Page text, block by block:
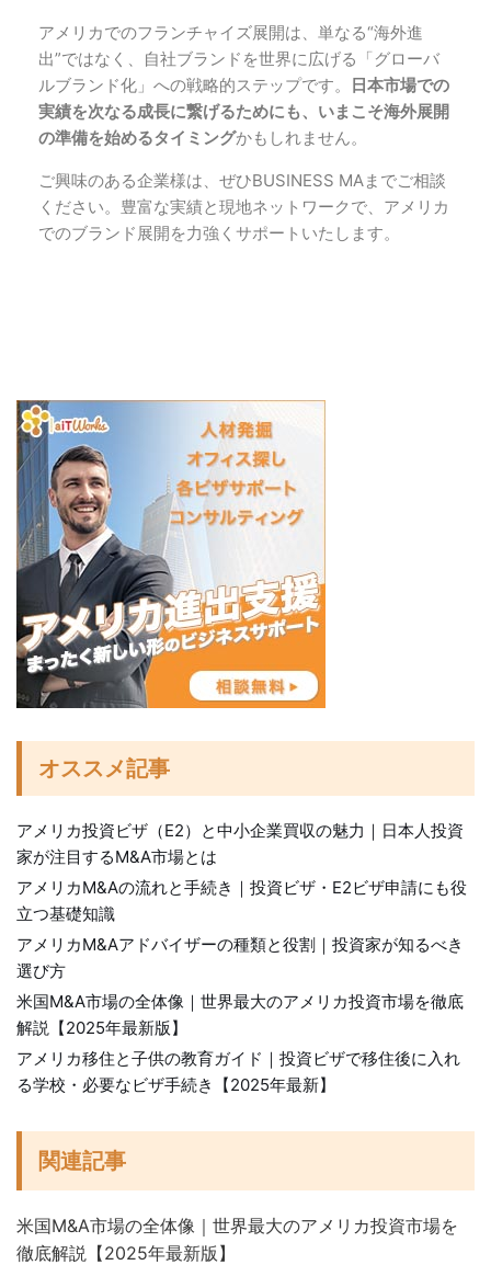
アメリカでのフランチャイズ展開は、単なる“海外進
出”ではなく、自社ブランドを世界に広げる「グローバ
ルブランド化」への戦略的ステップです。
日本市場での
実績を次なる成長に繋げるためにも、いまこそ海外展開
の準備を始めるタイミングかもしれません。
ご興味のある企業様は、ぜひBUSINESS MAまでご相談
ください。豊富な実績と現地ネットワークで、アメリカ
でのブランド展開を力強くサポートいたします。
オススメ記事
アメリカ投資ビザ（E2）と中小企業買収の魅力｜日本人投資
家が注目するM&A市場とは
アメリカM&Aの流れと手続き｜投資ビザ・E2ビザ申請にも役
立つ基礎知識
アメリカM&Aアドバイザーの種類と役割｜投資家が知るべき
選び方
米国M&A市場の全体像｜世界最大のアメリカ投資市場を徹底
解説【2025年最新版】
アメリカ移住と子供の教育ガイド｜投資ビザで移住後に入れ
る学校・必要なビザ手続き【2025年最新】
関連記事
米国M&A市場の全体像｜世界最大のアメリカ投資市場を
徹底解説【2025年最新版】